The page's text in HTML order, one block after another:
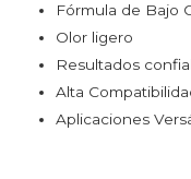
Fórmula de Bajo
Olor ligero
Resultados
Alta
Aplicaciones